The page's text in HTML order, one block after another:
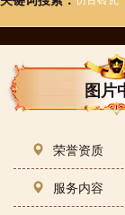
图片
荣誉资质
服务内容